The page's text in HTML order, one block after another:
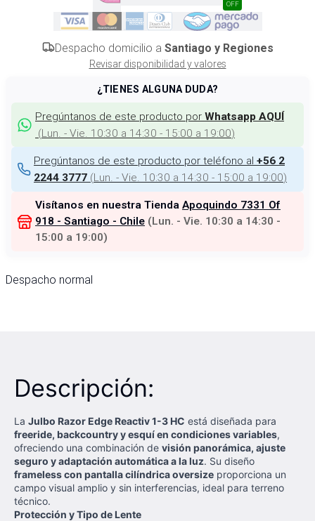
OFF
Despacho domicilio a Santiago y Regiones
Revisar disponibilidad y valores
¿TIENES ALGUNA DUDA?
Pregúntanos de este producto por Whatsapp AQUÍ
(Lun. - Vie. 10:30 a 14:30 - 15:00 a 19:00)
Pregúntanos de este producto por teléfono al +56 2
2244 3777 (Lun. - Vie. 10:30 a 14:30 - 15:00 a 19:00)
Visítanos en nuestra Tienda Apoquindo 7331 Of
918 - Santiago - Chile (Lun. - Vie. 10:30 a 14:30 -
15:00 a 19:00)
Despacho normal
Descripción:
La Julbo Razor Edge Reactiv 1-3 HC está diseñada para
freeride, backcountry y esquí en condiciones variables,
ofreciendo una combinación de visión panorámica, ajuste
seguro y adaptación automática a la luz. Su diseño
frameless con pantalla cilíndrica oversize proporciona un
campo visual amplio y sin interferencias, ideal para terreno
técnico.
Protección y Tipo de Lente